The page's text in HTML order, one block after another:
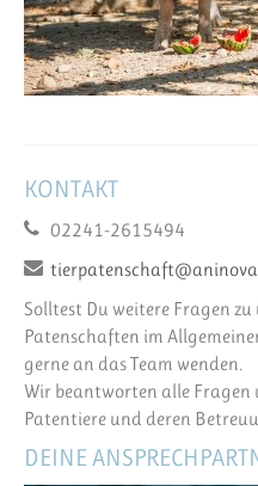
KONTAKT
02241-2615494
Solltest Du weitere Fragen
Patenschaften im
gerne an das Team wenden.
Wir beantworten alle
Patentiere und deren
DEINE